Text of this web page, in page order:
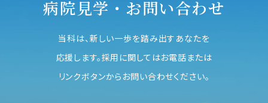
病院見学・お問い合わせ
当科は、新しい一歩を踏み出すあなたを
応援します。採用に関してはお電話または
リンクボタンからお問い合わせください。